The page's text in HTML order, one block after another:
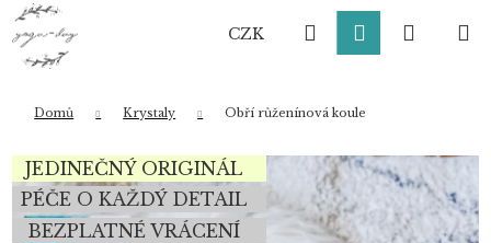
Přejít
obsah
CZK HledatPřihlášení
Domů Krystaly Obří růženínová koule
JEDINEČNÝ ORIGINÁL
PÉČE O KAŽDÝ DETAIL
BEZPLATNÉ VRÁCENÍ
K
o
Zpět
Zpět
HLEDAT